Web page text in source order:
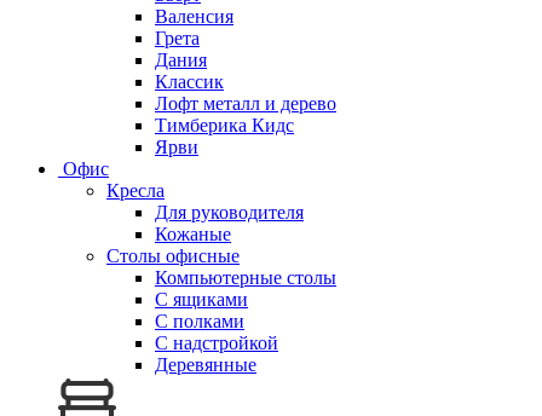
Валенсия
Грета
Дания
Классик
Лофт металл и дерево
Тимберика Кидс
Ярви
Офис
Кресла
Для руководителя
Кожаные
Столы офисные
Компьютерные столы
С ящиками
С полками
С надстройкой
Деревянные